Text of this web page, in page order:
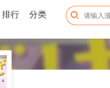
排行 分类